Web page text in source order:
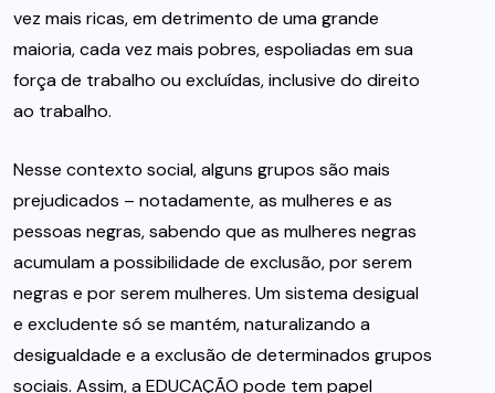
vez mais ricas, em detrimento de uma grande
maioria, cada vez mais pobres, espoliadas em sua
força de trabalho ou excluídas, inclusive do direito
ao trabalho.
Nesse contexto social, alguns grupos são mais
prejudicados – notadamente, as mulheres e as
pessoas negras, sabendo que as mulheres negras
acumulam a possibilidade de exclusão, por serem
negras e por serem mulheres. Um sistema desigual
e excludente só se mantém, naturalizando a
desigualdade e a exclusão de determinados grupos
sociais. Assim, a EDUCAÇÃO pode tem papel